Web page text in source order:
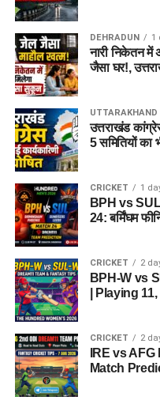
DEHRADUN 1
नारी निकेतन में
जैसा घर!,
UTTARAKHAND
उत्तराखंड
5 समितियों का
CRICKET 1
BPH vs
24: बर्मिंघम
CRICKET 2
BPH-W vs
| Playing
CRICKET 2
IRE vs
Match